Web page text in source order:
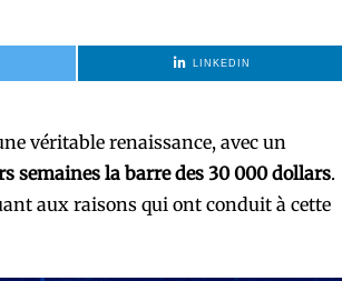
LINKEDIN
véritable renaissance, avec un
semaines la barre des 30 000 dollars.
aux raisons qui ont conduit à cette